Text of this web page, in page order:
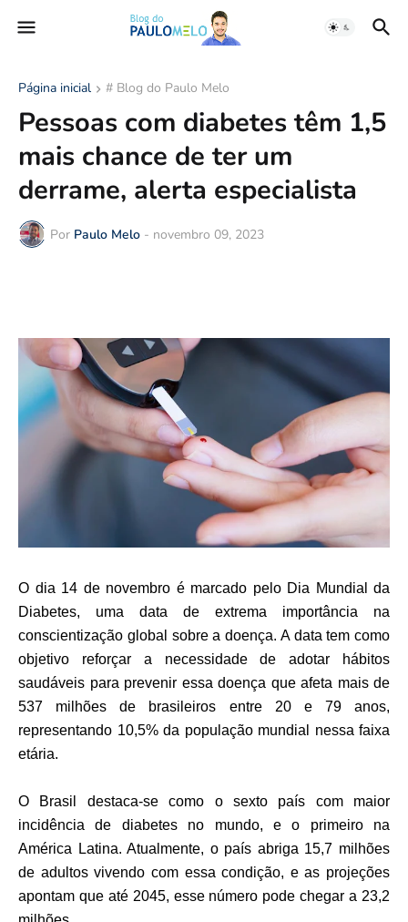
Página inicial # Blog do Paulo Melo
Pessoas com diabetes têm 1,5
mais chance de ter um
derrame, alerta especialista
Por Paulo Melo - novembro 09, 2023
O dia 14 de novembro é marcado pelo Dia Mundial da
Diabetes, uma data de extrema importância na
conscientização global sobre a doença. A data tem como
objetivo reforçar a necessidade de adotar hábitos
saudáveis para prevenir essa doença que afeta mais de
537 milhões de brasileiros entre 20 e 79 anos,
representando 10,5% da população mundial nessa faixa
etária.
O Brasil destaca-se como o sexto país com maior
incidência de diabetes no mundo, e o primeiro na
América Latina. Atualmente, o país abriga 15,7 milhões
de adultos vivendo com essa condição, e as projeções
apontam que até 2045, esse número pode chegar a 23,2